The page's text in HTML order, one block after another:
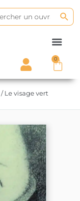
0
/ Le visage vert